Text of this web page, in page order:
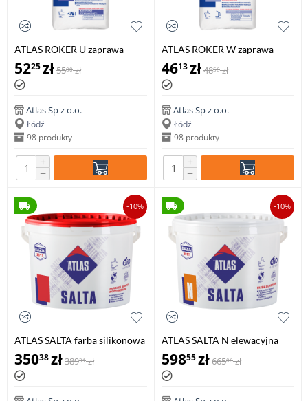
ATLAS ROKER U zaprawa
klejąca do płyt z wełny
mineralnej oraz do zatapiania
siatki, 25 kg
5225zł5500 zł
Atlas Sp z o.o.
Łódź
98 produkty
+
−
ATLAS ROKER W zaprawa
klejąca do wełny mineralnej,
25 kg
4613zł4856 zł
Atlas Sp z o.o.
Łódź
98 produkty
+
−
-10%
ATLAS SALTA farba silikonowa
modyfikowana, 10 litr
35038zł38931 zł
-10%
ATLAS SALTA N elewacyjna
farba silikonowa, 10 litr
59855zł66506 zł